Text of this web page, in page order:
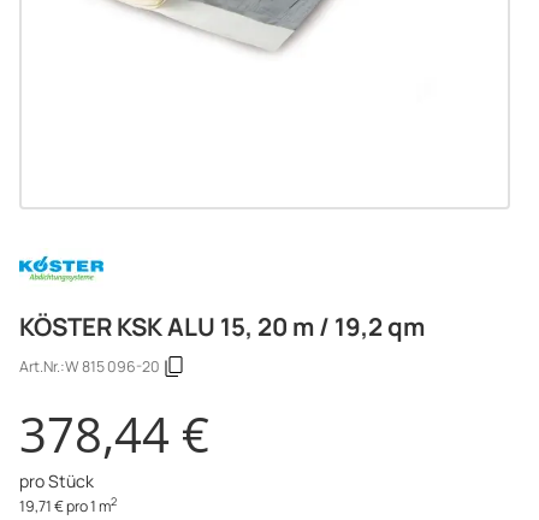
KÖSTER KSK ALU 15, 20 m / 19,2 qm
Art.Nr.:W 815 096-20
378,44 €
pro Stück
19,71 € pro 1 m2